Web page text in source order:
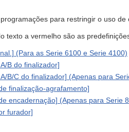
para restringir o uso de
texto a vermelho são as
(Para as Serie 6100 e Serie 4100)
B do finalizador]
B/C do finalizador] (Apenas para
finalização-agrafamento]
encadernação] (Apenas para Serie
furador]